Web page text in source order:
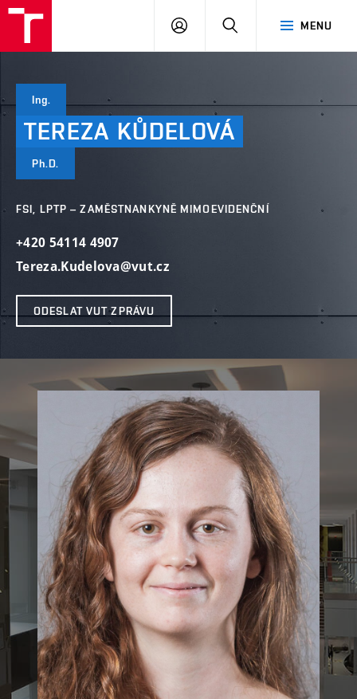
MENU
PŘIHLÁSIT
Ing.
TEREZA KŮDELOVÁ
Ph.D.
FSI, LPTP – ZAMĚSTNANKYNĚ MIMOEVIDENČNÍ
+420 54114 4907
Tereza.Kudelova@vut.cz
ODESLAT VUT ZPRÁVU